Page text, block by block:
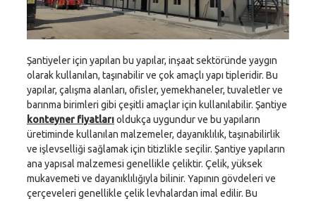
Şantiyeler için yapılan bu yapılar, inşaat sektöründe yaygın
olarak kullanılan, taşınabilir ve çok amaçlı yapı tipleridir. Bu
yapılar, çalışma alanları, ofisler, yemekhaneler, tuvaletler ve
barınma birimleri gibi çeşitli amaçlar için kullanılabilir. Şantiye
konteyner fiyatlarıoldukça uygundur ve bu yapıların
üretiminde kullanılan malzemeler, dayanıklılık, taşınabilirlik
ve işlevselliği sağlamak için titizlikle seçilir. Şantiye yapıların
ana yapısal malzemesi genellikle çeliktir. Çelik, yüksek
mukavemeti ve dayanıklılığıyla bilinir. Yapının gövdeleri ve
çerçeveleri genellikle çelik levhalardan imal edilir. Bu